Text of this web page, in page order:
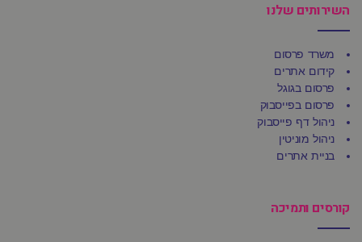
השירותים שלנו
משרד פרסום
קידום אתרים
פרסום בגוגל
פרסום בפייסבוק
ניהול דף פייסבוק
ניהול מוניטין
בניית אתרים
קורסים ותמיכה